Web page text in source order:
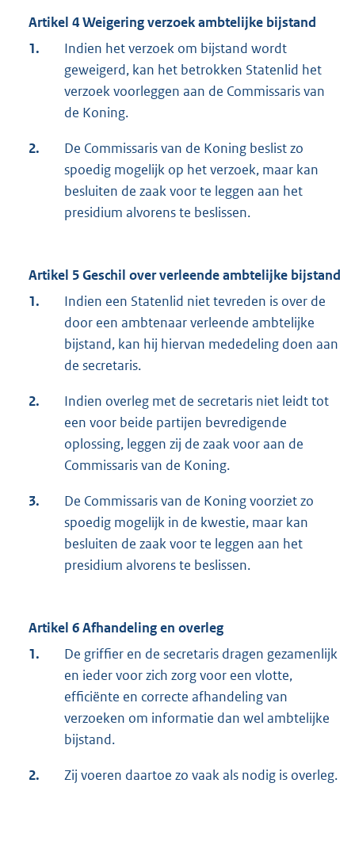
Artikel 4 Weigering verzoek ambtelijke bijstand
1.
Indien het verzoek om bijstand wordt
geweigerd, kan het betrokken Statenlid het
verzoek voorleggen aan de Commissaris van
de Koning.
2.
De Commissaris van de Koning beslist zo
spoedig mogelijk op het verzoek, maar kan
besluiten de zaak voor te leggen aan het
presidium alvorens te beslissen.
Artikel 5 Geschil over verleende ambtelijke bijstand
1.
Indien een Statenlid niet tevreden is over de
door een ambtenaar verleende ambtelijke
bijstand, kan hij hiervan mededeling doen aan
de secretaris.
2.
Indien overleg met de secretaris niet leidt tot
een voor beide partijen bevredigende
oplossing, leggen zij de zaak voor aan de
Commissaris van de Koning.
3.
De Commissaris van de Koning voorziet zo
spoedig mogelijk in de kwestie, maar kan
besluiten de zaak voor te leggen aan het
presidium alvorens te beslissen.
Artikel 6 Afhandeling en overleg
1.
De griffier en de secretaris dragen gezamenlijk
en ieder voor zich zorg voor een vlotte,
efficiënte en correcte afhandeling van
verzoeken om informatie dan wel ambtelijke
bijstand.
2. Zij voeren daartoe zo vaak als nodig is overleg.